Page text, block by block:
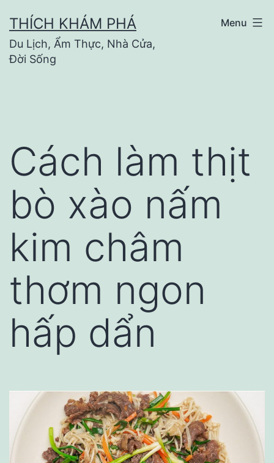
to
content
THÍCH KHÁM PHÁ
Du Lịch, Ẩm Thực, Nhà Cửa,
Đời Sống
Menu
Cách làm thịt
bò xào nấm
kim châm
thơm ngon
hấp dẩn